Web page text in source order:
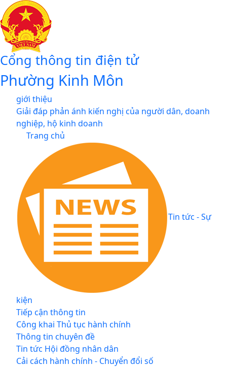
Cổng thông tin điện tử
Phường Kinh Môn
giới thiệu
Giải đáp phản ánh kiến nghị của người dân, doanh
nghiệp, hộ kinh doanh
Trang chủ
Tin tức - Sự
kiện
Tiếp cận thông tin
Công khai Thủ tục hành chính
Thông tin chuyên đề
Tin tức Hội đồng nhân dân
Cải cách hành chính - Chuyển đổi số